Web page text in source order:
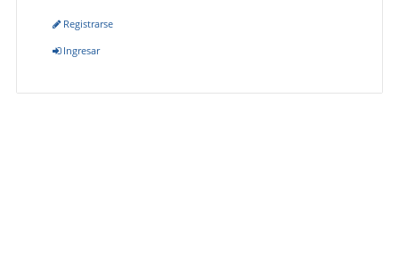
Registrarse
Ingresar